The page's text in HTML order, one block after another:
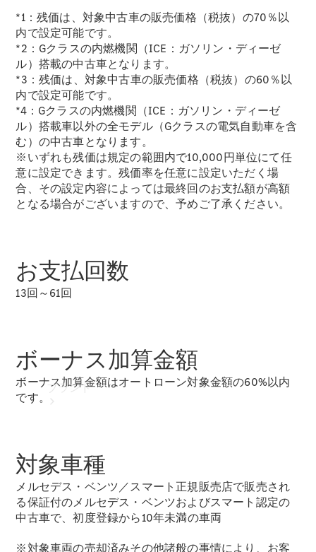
ート
保険
Mercedes-
Benz Rent
Mercedes-
Benz アプリ
各種リクエ
スト/お問
い合わせ
ブランド
ブランド
*1：残価は、対象中古車の販売価格（税抜）の70％以
内で設定可能です。
*2：Gクラスの内燃機関（ICE：ガソリン・ディーゼ
ル）搭載の中古車となります。
*3：残価は、対象中古車の販売価格（税抜）の60％以
内で設定可能です。
*4：Gクラスの内燃機関（ICE：ガソリン・ディーゼ
ル）搭載車以外の全モデル（Gクラスの電気自動車を含
む）の中古車となります。
※いずれも残価は規定の範囲内で10,000円単位にて任
意に設定できます。残価率を任意に設定いただく場
合、その設定内容によっては最終回のお支払額が高額
となる場合がございますので、予めご了承ください。
お支払回数
13回～61回
ボーナス加算金額
ボーナス加算金額はオートローン対象金額の60%以内
です。
対象車種
メルセデス・ベンツ／スマート正規販売店で販売され
る保証付のメルセデス・ベンツおよびスマート認定の
中古車で、初度登録から10年未満の車両
※対象車両の売却済みその他諸般の事情により、お客